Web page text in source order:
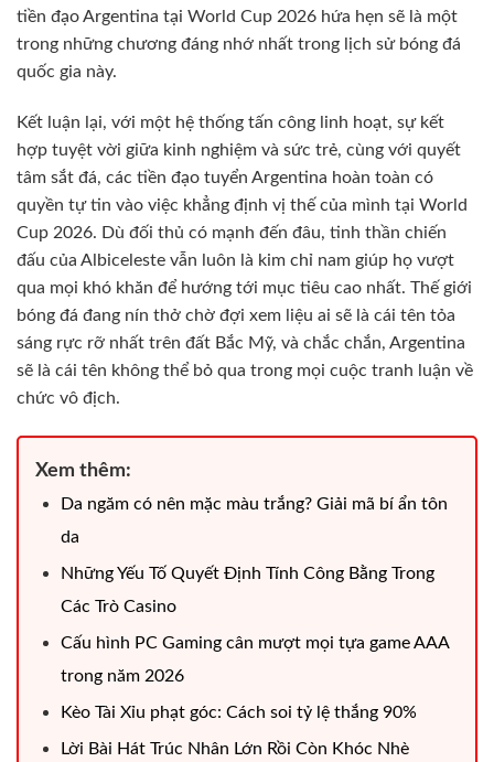
tiền đạo Argentina tại World Cup 2026 hứa hẹn sẽ là một
trong những chương đáng nhớ nhất trong lịch sử bóng đá
quốc gia này.
Kết luận lại, với một hệ thống tấn công linh hoạt, sự kết
hợp tuyệt vời giữa kinh nghiệm và sức trẻ, cùng với quyết
tâm sắt đá, các tiền đạo tuyển Argentina hoàn toàn có
quyền tự tin vào việc khẳng định vị thế của mình tại World
Cup 2026. Dù đối thủ có mạnh đến đâu, tinh thần chiến
đấu của Albiceleste vẫn luôn là kim chỉ nam giúp họ vượt
qua mọi khó khăn để hướng tới mục tiêu cao nhất. Thế giới
bóng đá đang nín thở chờ đợi xem liệu ai sẽ là cái tên tỏa
sáng rực rỡ nhất trên đất Bắc Mỹ, và chắc chắn, Argentina
sẽ là cái tên không thể bỏ qua trong mọi cuộc tranh luận về
chức vô địch.
Xem thêm:
Da ngăm có nên mặc màu trắng? Giải mã bí ẩn tôn
da
Những Yếu Tố Quyết Định Tính Công Bằng Trong
Các Trò Casino
Cấu hình PC Gaming cân mượt mọi tựa game AAA
trong năm 2026
Kèo Tài Xỉu phạt góc: Cách soi tỷ lệ thắng 90%
Lời Bài Hát Trúc Nhân Lớn Rồi Còn Khóc Nhè